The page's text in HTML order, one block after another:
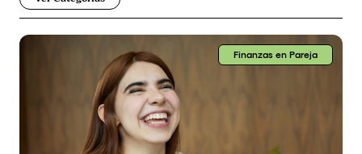
Finanzas en Pareja